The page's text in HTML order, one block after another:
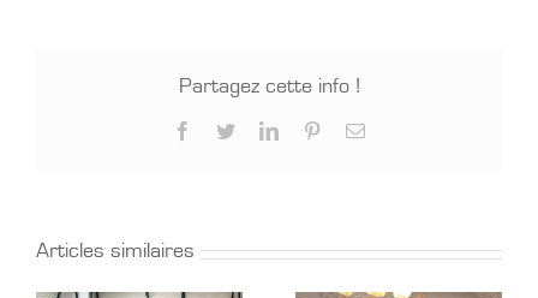
Partagez cette info !
Facebook
TwitterLinkedInPinterestEmail
Articles similaires